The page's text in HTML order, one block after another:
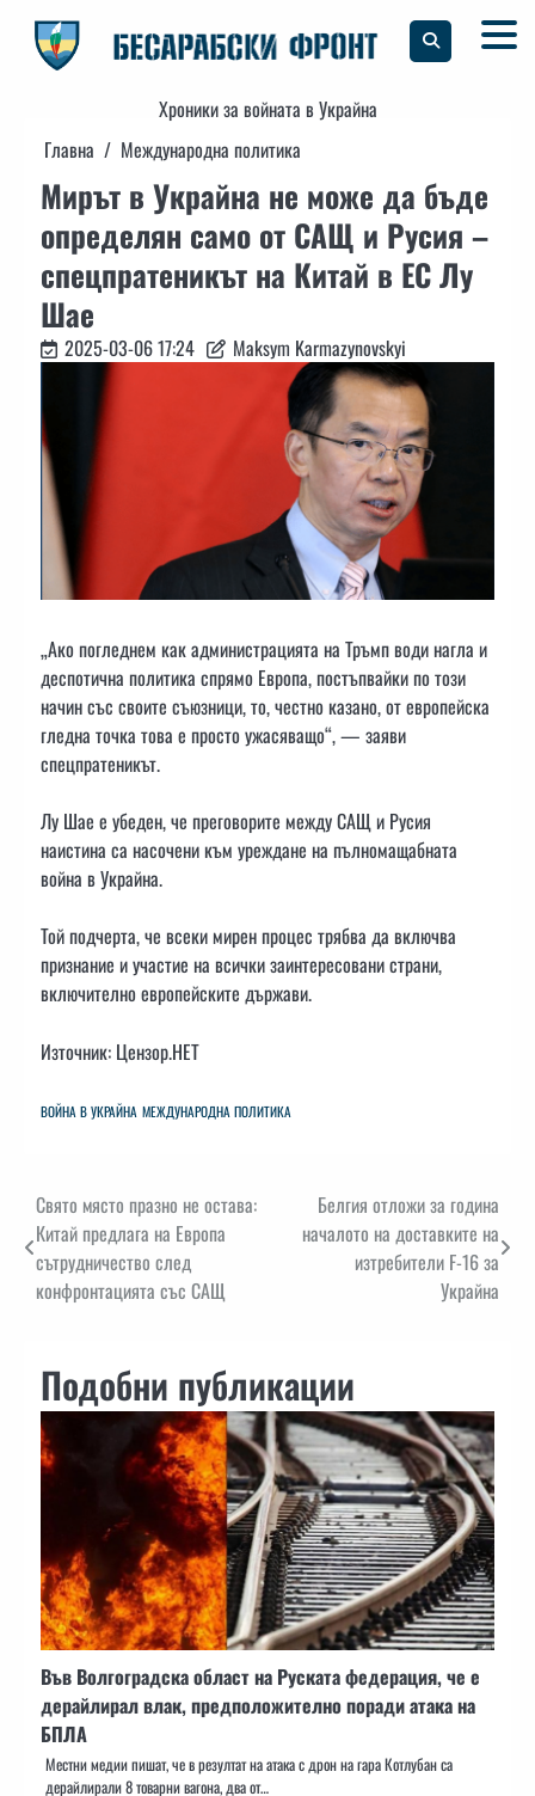
content
Хроники за войната в Украйна
Главна
Международна политика
Мирът в Украйна не може да бъде
определян само от САЩ и Русия –
спецпратеникът на Китай в ЕС Лу
Шае
2025-03-06 17:24 Maksym Karmazynovskyi
„Ако погледнем как администрацията на Тръмп води нагла и
деспотична политика спрямо Европа, постъпвайки по този
начин със своите съюзници, то, честно казано, от европейска
гледна точка това е просто ужасяващо“, — заяви
спецпратеникът.
Лу Шае е убеден, че преговорите между САЩ и Русия
наистина са насочени към уреждане на пълномащабната
война в Украйна.
Той подчерта, че всеки мирен процес трябва да включва
признание и участие на всички заинтересовани страни,
включително европейските държави.
Източник: Цензор.НЕТ
ВОЙНА В УКРАЙНА МЕЖДУНАРОДНА ПОЛИТИКА
Навигация
Свято място празно не остава:
Китай предлага на Европа
сътрудничество след
конфронтацията със САЩ
Белгия отложи за година
началото на доставките на
изтребители F-16 за
Украйна
Подобни публикации
Във Волгоградска област на Руската федерация, че е
дерайлирал влак, предположително поради атака на
БПЛА
Местни медии пишат, че в резултат на атака с дрон на гара Котлубан са
дерайлирали 8 товарни вагона, два от…